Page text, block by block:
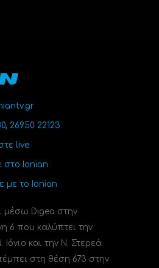
26950 22123
live
στο Ionian
με το Ionian
μέσω Digea στην
6 που καλύπτει την
Ιόνιο και την Ν. Στερεά
στη θέση 673 στην